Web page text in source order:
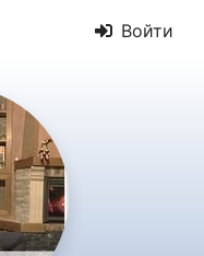
Войти